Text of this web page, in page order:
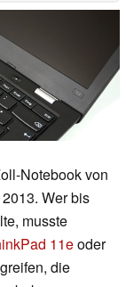
Notebook von
Wer bis
musste
11eoder
die